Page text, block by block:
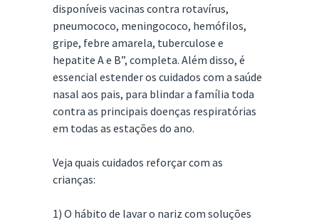
disponíveis vacinas contra rotavírus,
pneumococo, meningococo, hemófilos,
gripe, febre amarela, tuberculose e
hepatite A e B”, completa. Além disso, é
essencial estender os cuidados com a saúde
nasal aos pais, para blindar a família toda
contra as principais doenças respiratórias
em todas as estações do ano.
Veja quais cuidados reforçar com as
crianças:
1) O hábito de lavar o nariz com soluções